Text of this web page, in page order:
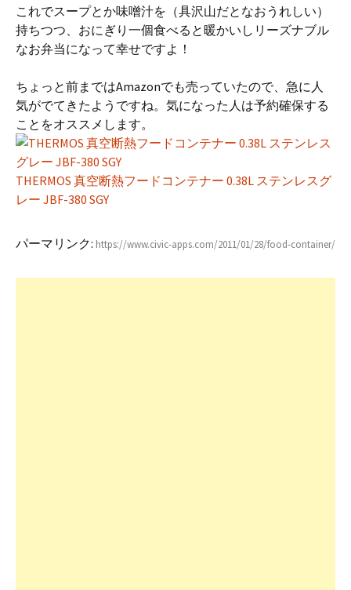
これでスープとか味噌汁を（具沢山だとなおうれしい）
持ちつつ、おにぎり一個食べると暖かいしリーズナブル
なお弁当になって幸せですよ！
ちょっと前まではAmazonでも売っていたので、急に人
気がでてきたようですね。気になった人は予約確保する
ことをオススメします。
THERMOS 真空断熱フードコンテナー 0.38L ステンレスグ
レー JBF-380 SGY
パーマリンク: https://www.civic-apps.com/2011/01/28/food-container/